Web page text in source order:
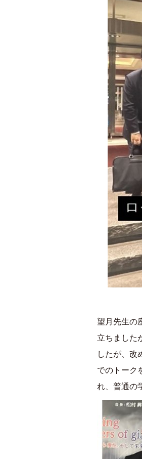
望月先生の
立ちました
したが、改
でのトーク
れ、普通の